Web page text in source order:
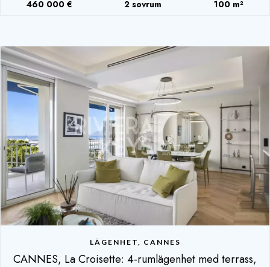
460 000 € 2 sovrum 100 m²
LÄGENHET, CANNES
CANNES, La Croisette: 4-rumlägenhet med terrass,